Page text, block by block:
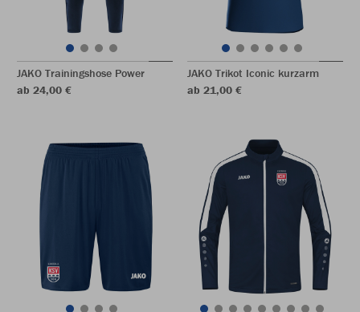
JAKO Trainingshose Power
ab 24,00 €
JAKO Trikot Iconic kurzarm
ab 21,00 €